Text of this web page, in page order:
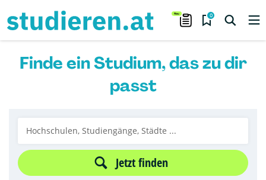
0
Finde ein Studium, das zu dir
passt
Jetzt finden